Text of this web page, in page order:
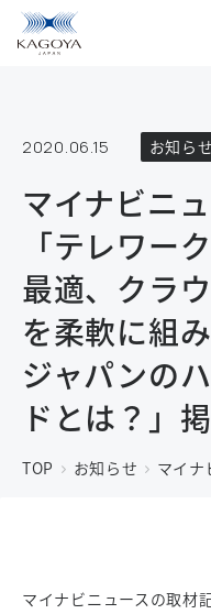
2020.06.15 お知らせ
マイナビニ
「テレワー
最適、クラ
を柔軟に組
ジャパンの
ドとは？」
TOP お知らせ マイ
マイナビニュースの取材